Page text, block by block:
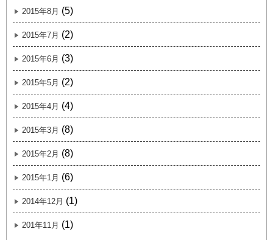
2015年8月 (5)
2015年7月 (2)
2015年6月 (3)
2015年5月 (2)
2015年4月 (4)
2015年3月 (8)
2015年2月 (8)
2015年1月 (6)
2014年12月 (1)
201年11月 (1)